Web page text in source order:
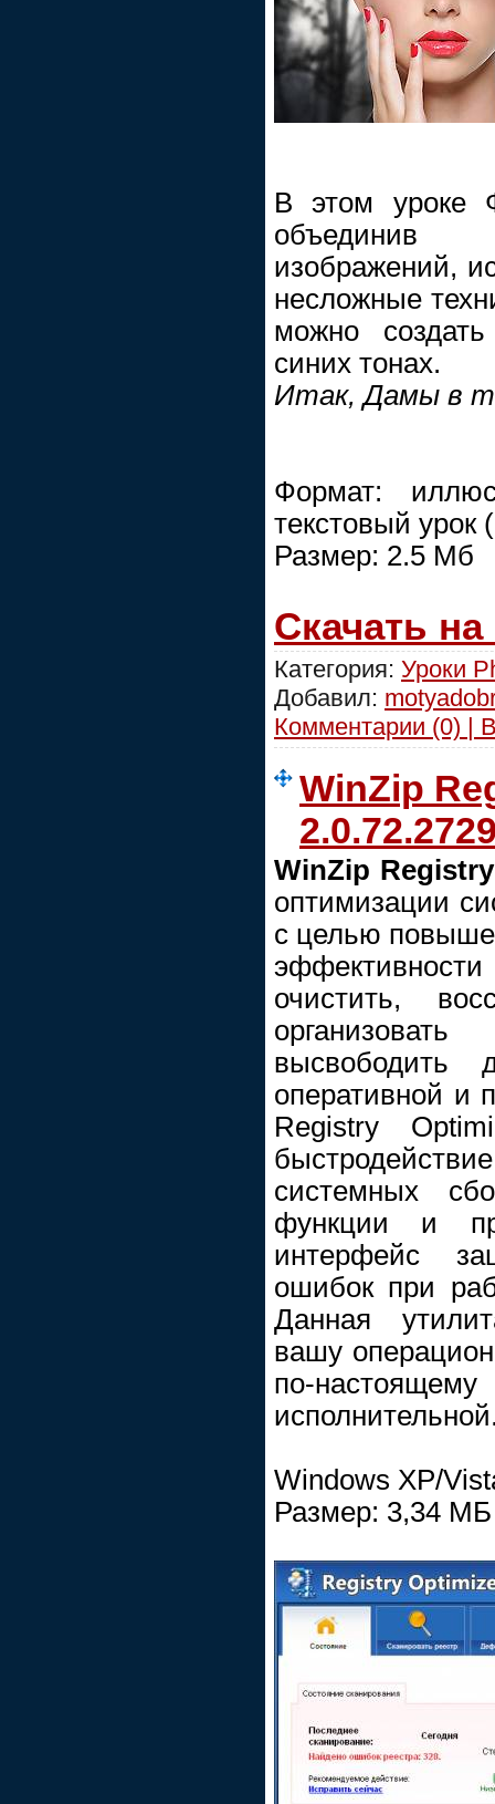
В этом уроке
объединив
изображений,
несложные
можно
синих тонах.
Итак, Дамы в
Формат:
текстовый урок
Размер: 2.5 Мб
Скачать
Категория: Уроки
Добавил:
Комментарии (0) |
WinZip
WinZip
оптимизации
с целью
очистить,
высвободить
оперативной и
Registry
системных
функции и
интерфейс
ошибок при
Данная
вашу
по-
Windows XP/
Размер: 3,34 МБ